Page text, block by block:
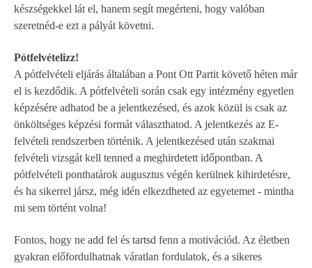
készségekkel lát el, hanem segít megérteni, hogy valóban
szeretnéd-e ezt a pályát követni.
Pótfelvételizz!
A pótfelvételi eljárás általában a Pont Ott Partit követő héten már
el is kezdődik. A pótfelvételi során csak egy intézmény egyetlen
képzésére adhatod be a jelentkezésed, és azok közül is csak az
önköltséges képzési formát választhatod. A jelentkezés az E-
felvételi rendszerben történik. A jelentkezésed után szakmai
felvételi vizsgát kell tenned a meghirdetett időpontban. A
pótfelvételi ponthatárok augusztus végén kerülnek kihirdetésre,
és ha sikerrel jársz, még idén elkezdheted az egyetemet - mintha
mi sem történt volna!
Fontos, hogy ne add fel és tartsd fenn a motivációd. Az életben
gyakran előfordulhatnak váratlan fordulatok, és a sikeres